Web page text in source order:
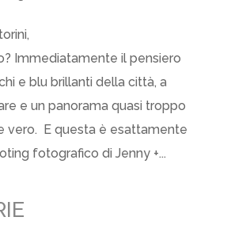
Immediatamente il pensiero
e blu brillanti della città, a
e un panorama quasi troppo
vero. E questa è esattamente
fotografico di Jenny +...